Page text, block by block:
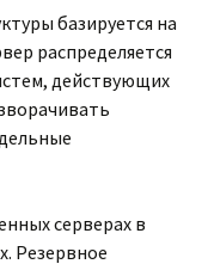
базируется на
распределяется
действующих
серверах в
Резервное